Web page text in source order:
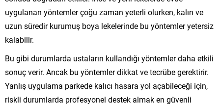
uygulanan yöntemler çoğu zaman yeterli olurken, kalın ve
uzun süredir kurumuş boya lekelerinde bu yöntemler yetersiz
kalabilir.
Bu gibi durumlarda ustaların kullandığı yöntemler daha etkili
sonuç verir. Ancak bu yöntemler dikkat ve tecrübe gerektirir.
Yanlış uygulama parkede kalıcı hasara yol açabileceği için,
riskli durumlarda profesyonel destek almak en güvenli